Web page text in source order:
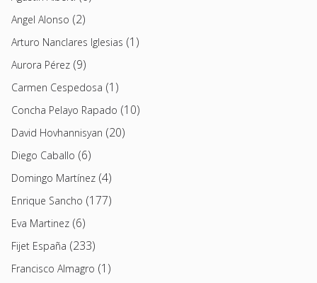
Angel Alonso (2)
Arturo Nanclares Iglesias (1)
Aurora Pérez (9)
Carmen Cespedosa (1)
Concha Pelayo Rapado (10)
David Hovhannisyan (20)
Diego Caballo (6)
Domingo Martínez (4)
Enrique Sancho (177)
Eva Martinez (6)
Fijet España (233)
Francisco Almagro (1)